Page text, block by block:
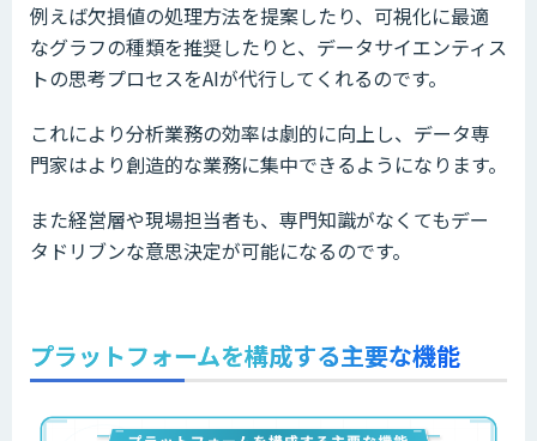
例えば欠損値の処理方法を提案したり、可視化に最適
なグラフの種類を推奨したりと、データサイエンティス
トの思考プロセスをAIが代行してくれるのです。
これにより分析業務の効率は劇的に向上し、データ専
門家はより創造的な業務に集中できるようになります。
また経営層や現場担当者も、専門知識がなくてもデー
タドリブンな意思決定が可能になるのです。
プラットフォームを構成する主要な機能